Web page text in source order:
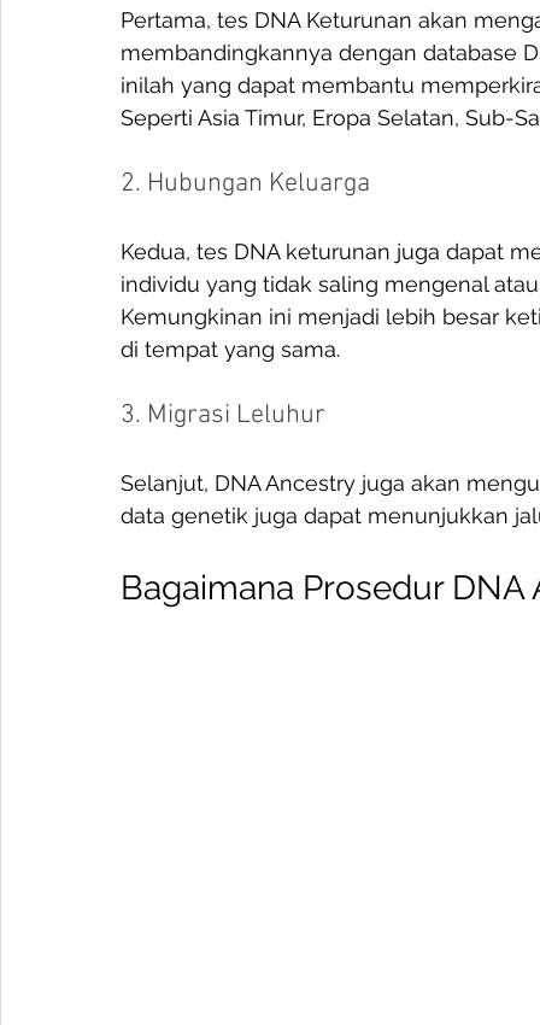
Pertama, tes DNA Keturunan akan
membandingkannya dengan database
inilah yang dapat membantu
Seperti Asia Timur, Eropa Selatan, Sub-
2. Hubungan Keluarga
Kedua, tes DNA keturunan juga dapat
individu yang tidak saling mengenal
Kemungkinan ini menjadi lebih besar
di tempat yang sama.
3. Migrasi Leluhur
Selanjut, DNA Ancestry juga akan
data genetik juga dapat menunjukkan
Bagaimana Prosedur DNA